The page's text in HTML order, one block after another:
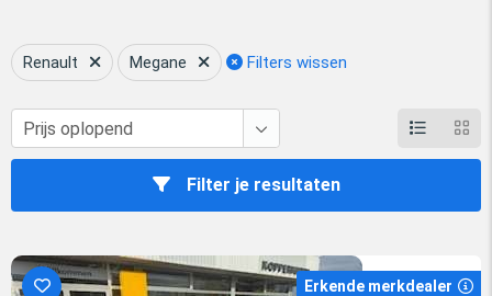
Renault Megane Filters wissen
Filter je resultaten
Erkende merkdealer